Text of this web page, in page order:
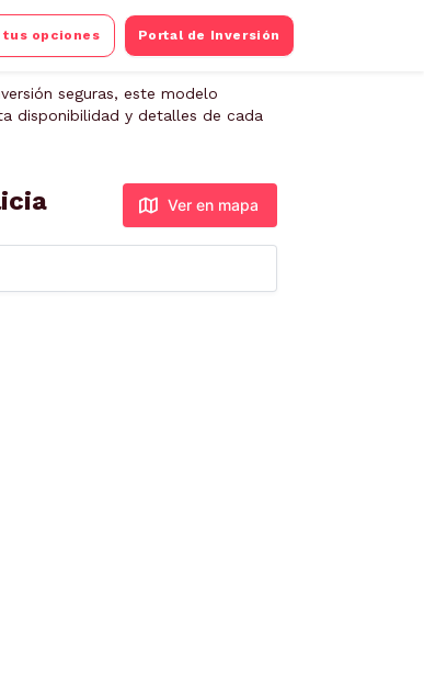
tus opciones Portal de Inversión
seguras, este modelo
disponibilidad y detalles de cada
Ver en mapa